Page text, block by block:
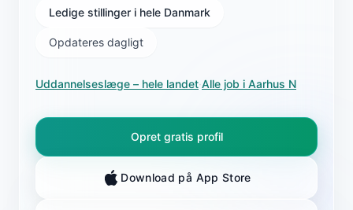
Ledige stillinger i hele Danmark
Opdateres dagligt
Uddannelseslæge – hele landet·Alle job i Aarhus N
Opret gratis profil
Download på App Store